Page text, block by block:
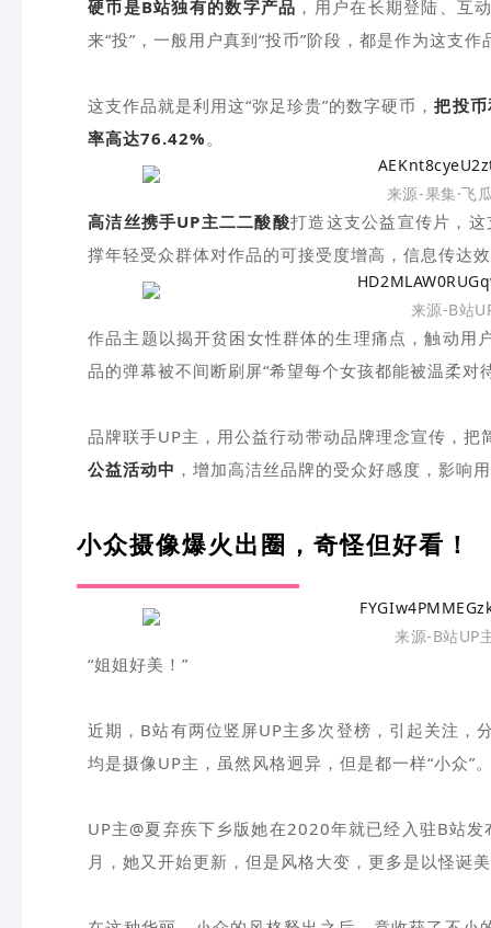
硬币是B站独有的数字产品 ，用户在长期登陆、互
来“投”，一般用户真到“投币”阶段，都是作为这支
这支作品就是利用这“弥足珍贵”的数字硬币，把投
率高达76.42%。
来源-果集·飞
高洁丝携手UP主二二酸酸打造这支公益宣传片，
撑年轻受众群体对作品的可接受度增高，信息传达
来源-B站
作品主题以揭开贫困女性群体的生理痛点，触动用
品的弹幕被不间断刷屏“希望每个女孩都能被温柔对
品牌联手UP主，用公益行动带动品牌理念宣传，把
公益活动中 ，增加高洁丝品牌的受众好感度，影响
小众摄像爆火出圈，奇怪但好看！
来源-B站UP
“姐姐好美！”
近期，B站有两位竖屏UP主多次登榜，引起关注，
均是摄像UP主，虽然风格迥异，但是都一样“小众”
UP主@夏弃疾下乡版她在2020年就已经入驻B站
月，她又开始更新，但是风格大变，更多是以怪诞